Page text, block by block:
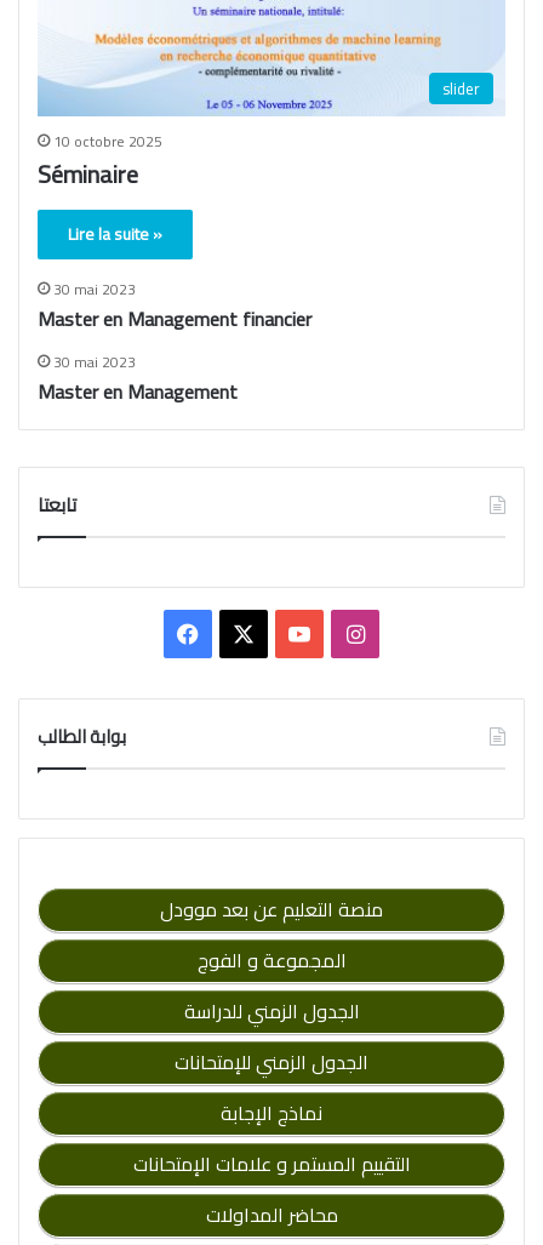
slider
10 octobre 2025
Séminaire
Lire la suite »
30 mai 2023
Master en Management financier
30 mai 2023
Master en Management
تابعتا
Facebook YouTubeInstagram
بوابة الطالب
منصة التعليم عن بعد موودل
المجموعة و الفوج
الجدول الزمني للدراسة
الجدول الزمني للإمتحانات
نماذج الإجابة
التقييم المستمر و علامات الإمتحانات
محاضر المداولات